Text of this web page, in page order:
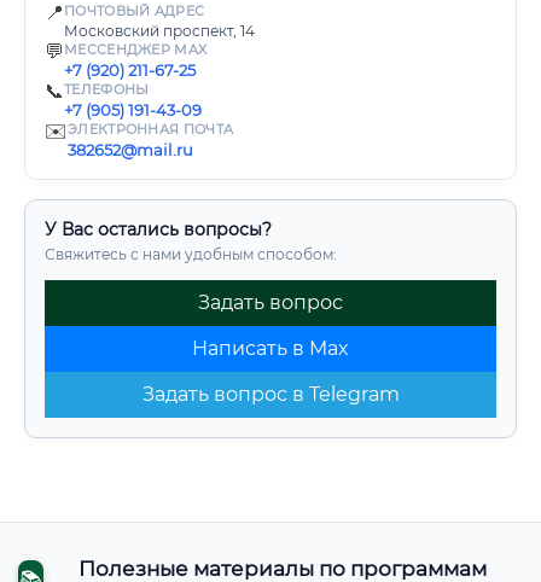
📍 ПОЧТОВЫЙ АДРЕС
Московский проспект, 14
💬 МЕССЕНДЖЕР MAX
+7 (920) 211-67-25
📞ТЕЛЕФОНЫ
+7 (905) 191-43-09
✉️ЭЛЕКТРОННАЯ ПОЧТА
382652@mail.ru
У Вас остались вопросы?
Свяжитесь с нами удобным способом:
Задать вопрос
Написать в Max
Задать вопрос в Telegram
Полезные материалы по программам